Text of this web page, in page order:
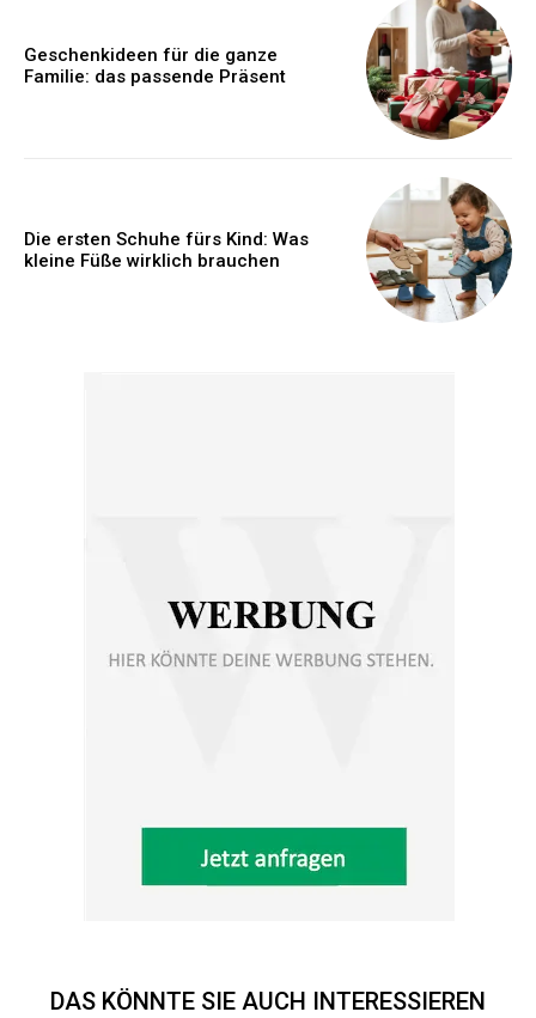
Geschenkideen für die ganze
Familie: das passende Präsent
Die ersten Schuhe fürs Kind: Was
kleine Füße wirklich brauchen
DAS KÖNNTE SIE AUCH INTERESSIEREN